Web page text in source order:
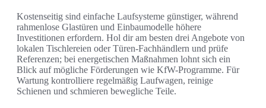
Kostenseitig sind einfache Laufsysteme günstiger, während
rahmenlose Glastüren und Einbaumodelle höhere
Investitionen erfordern. Hol dir am besten drei Angebote von
lokalen Tischlereien oder Türen-Fachhändlern und prüfe
Referenzen; bei energetischen Maßnahmen lohnt sich ein
Blick auf mögliche Förderungen wie KfW-Programme. Für
Wartung kontrolliere regelmäßig Laufwagen, reinige
Schienen und schmieren bewegliche Teile.